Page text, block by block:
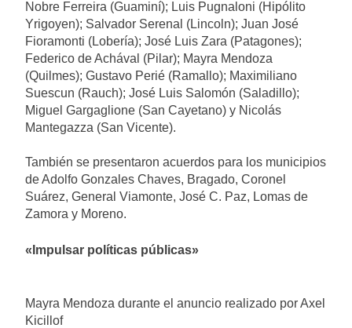
Nobre Ferreira (Guaminí); Luis Pugnaloni (Hipólito
Yrigoyen); Salvador Serenal (Lincoln); Juan José
Fioramonti (Lobería); José Luis Zara (Patagones);
Federico de Achával (Pilar); Mayra Mendoza
(Quilmes); Gustavo Perié (Ramallo); Maximiliano
Suescun (Rauch); José Luis Salomón (Saladillo);
Miguel Gargaglione (San Cayetano) y Nicolás
Mantegazza (San Vicente).
También se presentaron acuerdos para los municipios
de Adolfo Gonzales Chaves, Bragado, Coronel
Suárez, General Viamonte, José C. Paz, Lomas de
Zamora y Moreno.
«Impulsar políticas públicas»
Mayra Mendoza durante el anuncio realizado por Axel
Kicillof